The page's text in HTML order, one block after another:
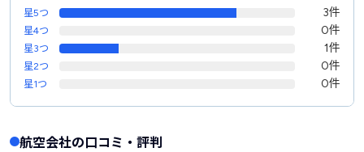
星5つ
3件
星4つ 0件
星3つ 1件
星2つ 0件
星1つ 0件
航空会社の口コミ・評判